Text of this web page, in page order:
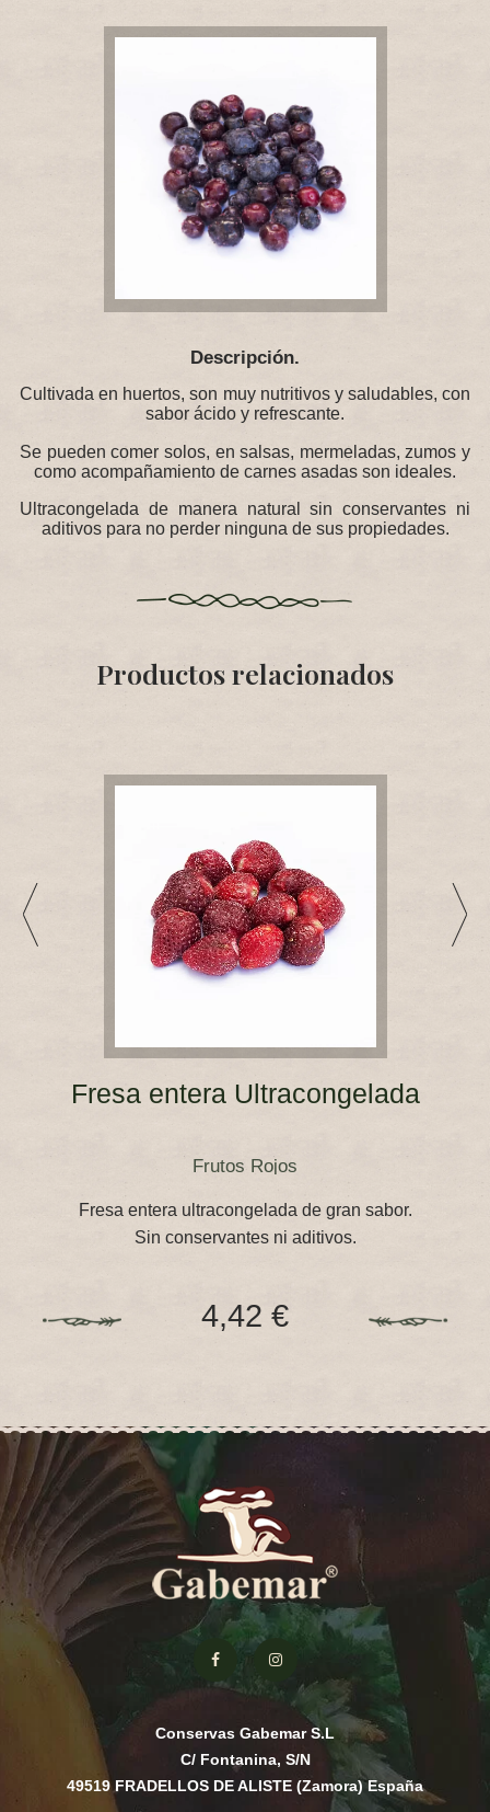
Descripción.
Cultivada en huertos, son muy nutritivos y saludables, con
sabor ácido y refrescante.
Se pueden comer solos, en salsas, mermeladas, zumos y
como acompañamiento de carnes asadas son ideales.
Ultracongelada de manera natural sin conservantes ni
aditivos para no perder ninguna de sus propiedades.
Productos relacionados
Fresa entera Ultracongelada
Frutos Rojos
Fresa entera ultracongelada de gran sabor.
Sin conservantes ni aditivos.
4,42 €
Conservas Gabemar S.L
C/ Fontanina, S/N
49519 FRADELLOS DE ALISTE (Zamora) España